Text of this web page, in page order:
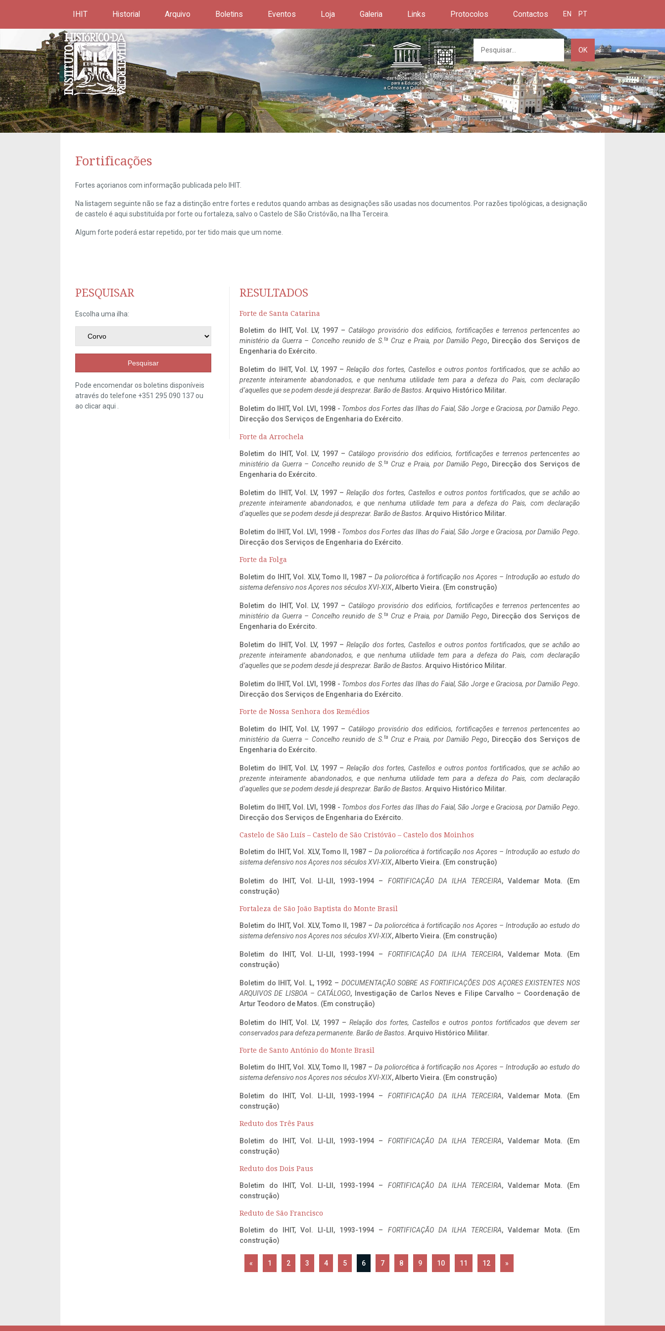
IHIT Historial Arquivo Boletins Eventos Loja Galeria Links Protocolos Contactos EN PT
OK
Fortificações
Fortes açorianos com informação publicada pelo IHIT.
Na listagem seguinte não se faz a distinção entre fortes e redutos quando ambas as designações são usadas nos documentos. Por razões tipológicas, a designação
de castelo é aqui substituída por forte ou fortaleza, salvo o Castelo de São Cristóvão, na Ilha Terceira.
Algum forte poderá estar repetido, por ter tido mais que um nome.
PESQUISAR
Escolha uma ilha:
Pesquisar
Pode encomendar os boletins disponíveis
através do telefone +351 295 090 137 ou
ao clicaraqui
RESULTADOS
Forte de Santa Catarina
Boletim do IHIT, Vol. LV, 1997 – Catálogo provisório dos edificios, fortificações e terrenos pertencentes ao
ministério da Guerra – Concelho reunido de S. ta Cruz e Praia, por Damião Pego, Direcção dos Serviços de
Engenharia do Exército.
Boletim do IHIT, Vol. LV, 1997 –Relação dos fortes, Castellos e outros pontos fortificados, que se achão ao
prezente inteiramente abandonados, e que nenhuma utilidade tem para a defeza do Pais, com declaração
d’aquelles que se podem desde já desprezar. Barão de Bastos. Arquivo Histórico Militar.
Boletim do IHIT, Vol. LVI, 1998 - Tombos dos Fortes das Ilhas do Faial, São Jorge e Graciosa, por Damião Pego.
Direcção dos Serviços de Engenharia do Exército.
Forte da Arrochela
Boletim do IHIT, Vol. LV, 1997 – Catálogo provisório dos edificios, fortificações e terrenos pertencentes ao
ministério da Guerra – Concelho reunido de S. ta Cruz e Praia, por Damião Pego, Direcção dos Serviços de
Engenharia do Exército.
Boletim do IHIT, Vol. LV, 1997 –Relação dos fortes, Castellos e outros pontos fortificados, que se achão ao
prezente inteiramente abandonados, e que nenhuma utilidade tem para a defeza do Pais, com declaração
d’aquelles que se podem desde já desprezar. Barão de Bastos. Arquivo Histórico Militar.
Boletim do IHIT, Vol. LVI, 1998 - Tombos dos Fortes das Ilhas do Faial, São Jorge e Graciosa, por Damião Pego.
Direcção dos Serviços de Engenharia do Exército.
Forte da Folga
Boletim do IHIT, Vol. XLV, Tomo II, 1987 – Da poliorcética à fortificação nos Açores – Introdução ao estudo do
sistema defensivo nos Açores nos séculos XVI-XIX, Alberto Vieira. (Em construção)
Boletim do IHIT, Vol. LV, 1997 – Catálogo provisório dos edificios, fortificações e terrenos pertencentes ao
ministério da Guerra – Concelho reunido de S. ta Cruz e Praia, por Damião Pego, Direcção dos Serviços de
Engenharia do Exército.
Boletim do IHIT, Vol. LV, 1997 –Relação dos fortes, Castellos e outros pontos fortificados, que se achão ao
prezente inteiramente abandonados, e que nenhuma utilidade tem para a defeza do Pais, com declaração
d’aquelles que se podem desde já desprezar. Barão de Bastos. Arquivo Histórico Militar.
Boletim do IHIT, Vol. LVI, 1998 - Tombos dos Fortes das Ilhas do Faial, São Jorge e Graciosa, por Damião Pego.
Direcção dos Serviços de Engenharia do Exército.
Forte de Nossa Senhora dos Remédios
Boletim do IHIT, Vol. LV, 1997 – Catálogo provisório dos edificios, fortificações e terrenos pertencentes ao
ministério da Guerra – Concelho reunido de S. ta Cruz e Praia, por Damião Pego, Direcção dos Serviços de
Engenharia do Exército.
Boletim do IHIT, Vol. LV, 1997 –Relação dos fortes, Castellos e outros pontos fortificados, que se achão ao
prezente inteiramente abandonados, e que nenhuma utilidade tem para a defeza do Pais, com declaração
d’aquelles que se podem desde já desprezar. Barão de Bastos. Arquivo Histórico Militar.
Boletim do IHIT, Vol. LVI, 1998 - Tombos dos Fortes das Ilhas do Faial, São Jorge e Graciosa, por Damião Pego.
Direcção dos Serviços de Engenharia do Exército.
Castelo de São Luís – Castelo de São Cristóvão – Castelo dos Moinhos
Boletim do IHIT, Vol. XLV, Tomo II, 1987 – Da poliorcética à fortificação nos Açores – Introdução ao estudo do
sistema defensivo nos Açores nos séculos XVI-XIX, Alberto Vieira. (Em construção)
Boletim do IHIT, Vol. LI-LII, 1993-1994 – FORTIFICAÇÃO DA ILHA TERCEIRA, Valdemar Mota. (Em
construção)
Fortaleza de São João Baptista do Monte Brasil
Boletim do IHIT, Vol. XLV, Tomo II, 1987 – Da poliorcética à fortificação nos Açores – Introdução ao estudo do
sistema defensivo nos Açores nos séculos XVI-XIX, Alberto Vieira. (Em construção)
Boletim do IHIT, Vol. LI-LII, 1993-1994 – FORTIFICAÇÃO DA ILHA TERCEIRA, Valdemar Mota. (Em
construção)
Boletim do IHIT, Vol. L, 1992 – DOCUMENTAÇÃO SOBRE AS FORTIFICAÇÕES DOS AÇORES EXISTENTES NOS
ARQUIVOS DE LISBOA – CATÁLOGO, Investigação de Carlos Neves e Filipe Carvalho – Coordenação de
Artur Teodoro de Matos. (Em construção)
Boletim do IHIT, Vol. LV, 1997 – Relação dos fortes, Castellos e outros pontos fortificados que devem ser
conservados para defeza permanente. Barão de Bastos. Arquivo Histórico Militar.
Forte de Santo António do Monte Brasil
Boletim do IHIT, Vol. XLV, Tomo II, 1987 – Da poliorcética à fortificação nos Açores – Introdução ao estudo do
sistema defensivo nos Açores nos séculos XVI-XIX, Alberto Vieira. (Em construção)
Boletim do IHIT, Vol. LI-LII, 1993-1994 – FORTIFICAÇÃO DA ILHA TERCEIRA, Valdemar Mota. (Em
construção)
Reduto dos Três Paus
Boletim do IHIT, Vol. LI-LII, 1993-1994 – FORTIFICAÇÃO DA ILHA TERCEIRA, Valdemar Mota. (Em
construção)
Reduto dos Dois Paus
Boletim do IHIT, Vol. LI-LII, 1993-1994 – FORTIFICAÇÃO DA ILHA TERCEIRA, Valdemar Mota. (Em
construção)
Reduto de São Francisco
Boletim do IHIT, Vol. LI-LII, 1993-1994 – FORTIFICAÇÃO DA ILHA TERCEIRA, Valdemar Mota. (Em
construção)
« 1 2 3 4 5 6 7 8 9 10 11 12 »